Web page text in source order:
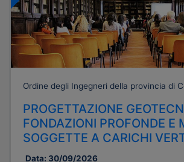
Ordine degli Ingegneri della provincia di
PROGETTAZIONE
FONDAZIONI PROFONDE E
SOGGETTE A CARICHI
Data: 30/09/2026